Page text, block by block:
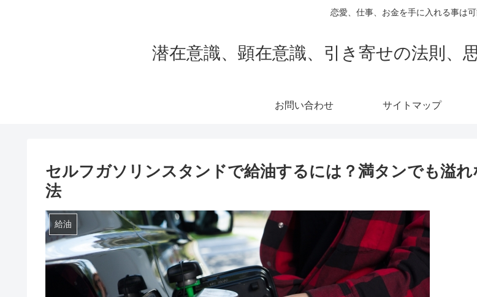
恋愛、仕事、お金を手に入れる事は可
潜在意識、顕在意識、引き寄せの法則、
お問い合わせ サイトマップ
セルフガソリンスタンドで給油するには？満タンでも溢れ
法
給油